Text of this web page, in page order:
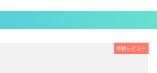
体験レビュー